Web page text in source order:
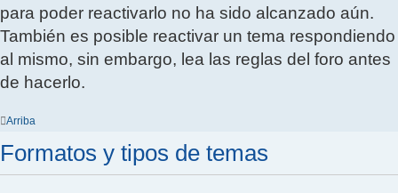
para poder reactivarlo no ha sido alcanzado aún.
También es posible reactivar un tema respondiendo
al mismo, sin embargo, lea las reglas del foro antes
de hacerlo.
Arriba
Formatos y tipos de temas